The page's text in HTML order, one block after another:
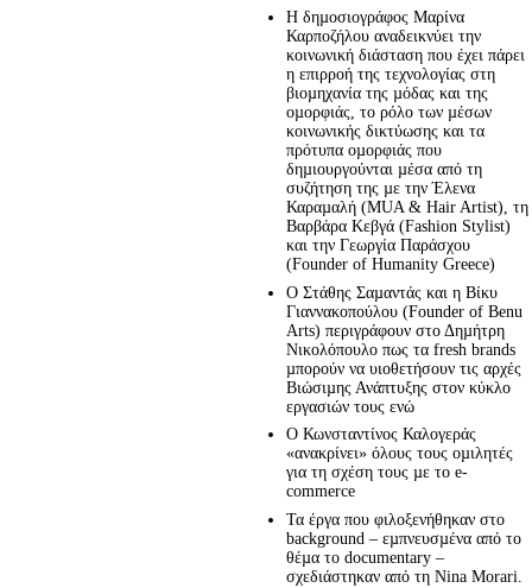
Η δηµοσιογράφος Μαρίνα
Καρποζήλου αναδεικνύει την
κοινωνική διάσταση που έχει πάρει
η επιρροή της τεχνολογίας στη
βιοµηχανία της µόδας και της
οµορφιάς, το ρόλο των µέσων
κοινωνικής δικτύωσης και τα
πρότυπα οµορφιάς που
δηµιουργούνται µέσα από τη
συζήτηση της µε την Έλενα
Καραµαλή (MUA & Hair Artist), τη
Βαρβάρα Κεβγά (Fashion Stylist)
και την Γεωργία Παράσχου
(Founder of Humanity Greece)
Ο Στάθης Σαµαντάς και η Βίκυ
Γιαννακοπούλου (Founder of Benu
Arts) περιγράφουν στο Δηµήτρη
Νικολόπουλο πως τα fresh brands
µπορούν να υιοθετήσουν τις αρχές
Βιώσιµης Ανάπτυξης στον κύκλο
εργασιών τους ενώ
Ο Κωνσταντίνος Καλογεράς
«ανακρίνει» όλους τους οµιλητές
για τη σχέση τους µε το e-
commerce
Τα έργα που φιλοξενήθηκαν στο
background – εµπνευσµένα από το
θέµα το documentary –
σχεδιάστηκαν από τη Nina Morari.